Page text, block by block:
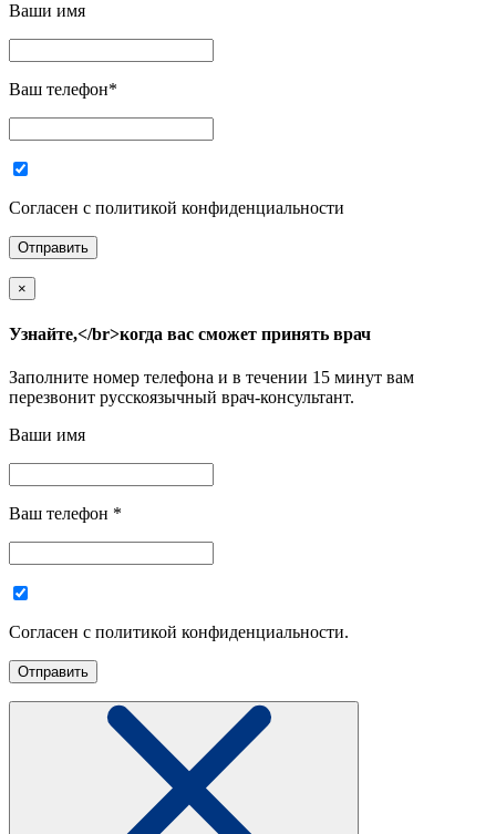
Ваши имя
Ваш телефон*
Согласен с политикой конфиденциальности
×
Узнайте,</br>когда вас сможет принять врач
Заполните номер телефона и в течении 15 минут вам
перезвонит русскоязычный врач-консультант.
Ваши имя
Ваш телефон *
Согласен с политикой конфиденциальности.